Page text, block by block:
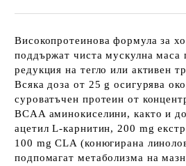
Високопротеинова формула за
поддържат чиста мускулна маса
редукция на тегло или активен
Всяка доза от 25 g осигурява
суроватъчен протеин от
BCAA аминокиселини, както и
ацетил L-карнитин, 200 mg
100 mg CLA (конюгирана
подпомагат метаболизма на